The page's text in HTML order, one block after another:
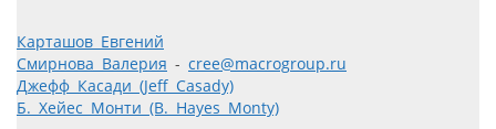
Карташов Евгений
Смирнова Валерия - cree@macrogroup.ru
Джефф Касади (Jeff Casady)
Б. Хейес Монти (B. Hayes Monty)